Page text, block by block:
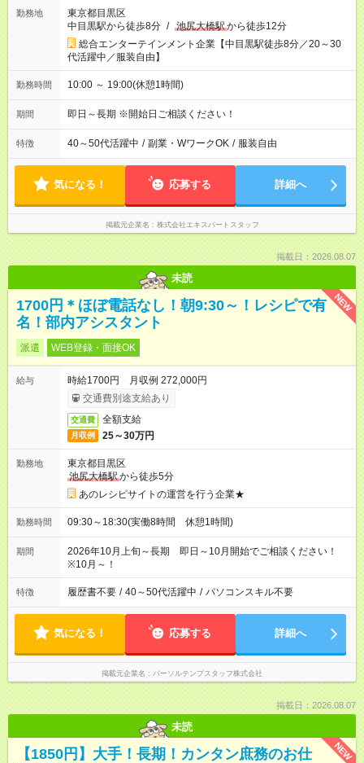
勤務地
東京都目黒区
中目黒駅から徒歩8分 / 池尻大橋駅から徒歩12分
総合エンターテインメント企業【中目黒駅徒歩8分／20～30
代活躍中／服装自由】
勤務時間 10:00 ～ 19:00(休憩1時間)
期間 即日～長期 ※開始日ご相談ください！
特徴 40～50代活躍中 / 副業・WワークOK / 服装自由
気になる！ 応募する 詳細へ
掲載元企業名 株式会社エキスパートスタッフ
掲載日：2026.08.07
未読
NEW
1700円＊ほぼ電話なし！朝9:30～！レシピで有
名！部内アシスタント
派遣 WEB登録・面接OK
給与
時給1700円 月収例 272,000円
交通費別途支給あり
交通費 全額支給
月収例 25～30万円
勤務地
東京都目黒区
池尻大橋駅から徒歩5分
あのレシピサイトの運営を行う企業★
勤務時間 09:30～18:30(実働8時間 休憩1時間)
期間
2026年10月上旬～長期 即日～10月開始でご相談ください！
※10月～！
特徴 履歴書不要 / 40～50代活躍中 / パソコンスキル不要
気になる！ 応募する 詳細へ
掲載元企業名 パーソルテンプスタッフ株式会社
掲載日：2026.08.07
未読
NEW
【1850円】大手！長期！カンタン庶務のお仕